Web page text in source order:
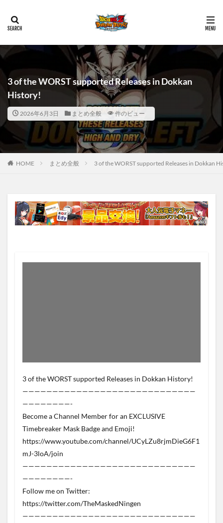
3 of the WORST supported Releases in Dokkan
History!
2026年6月3日 まとめ全般 件のビュー
HOME まとめ全般 3 of the WORST supported Releases in Dokkan
3 of the WORST supported Releases in Dokkan History!
—————————————————————————————
————————-
Become a Channel Member for an EXCLUSIVE
Timebreaker Mask Badge and Emoji!
https://www.youtube.com/channel/UCyLZu8rjmDieG6F1
mJ-3loA/join
—————————————————————————————
————————-
Follow me on Twitter:
https://twitter.com/TheMaskedNingen
—————————————————————————————